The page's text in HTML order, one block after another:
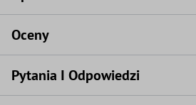
Oceny
Pytania I Odpowiedzi